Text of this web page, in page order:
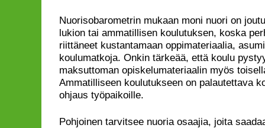
Nuorisobarometrin mukaan moni nuori on
lukion tai ammatillisen koulutuksen, koska
riittäneet kustantamaan oppimateriaalia,
koulumatkoja. Onkin tärkeää, että koulu
maksuttoman opiskelumateriaalin myös
Ammatilliseen koulutukseen on palautettava
ohjaus työpaikoille.
Pohjoinen tarvitsee nuoria osaajia, joita